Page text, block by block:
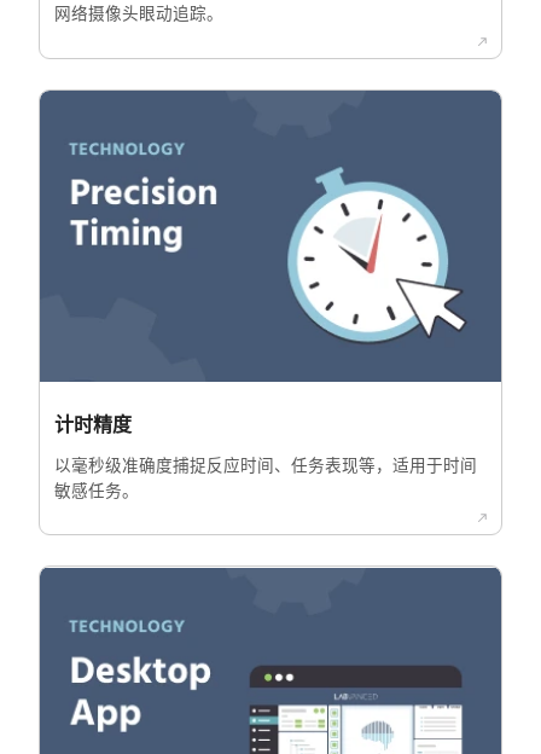
网络摄像头眼动追踪。
计时精度
以毫秒级准确度捕捉反应时间、任务表现等，适用于时间
敏感任务。